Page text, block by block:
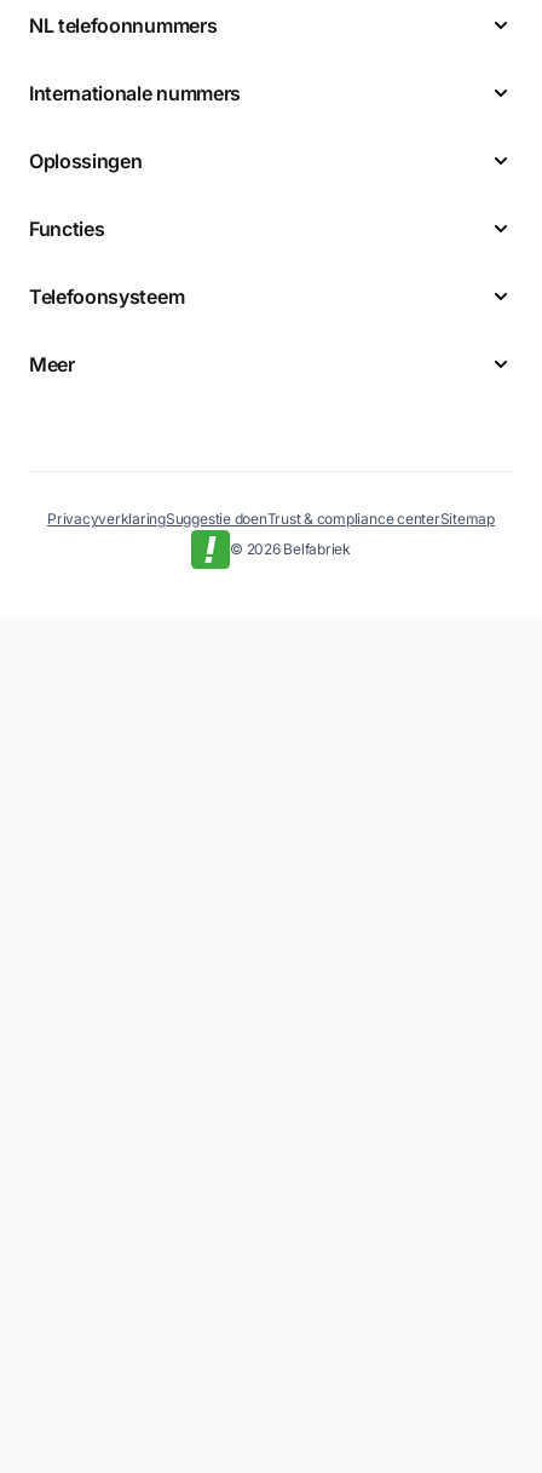
NL telefoonnummers
Internationale nummers
Oplossingen
Functies
Telefoonsysteem
Meer
© 2026 Belfabriek
PrivacyverklaringSuggestie doenTrust & compliance centerSitemap